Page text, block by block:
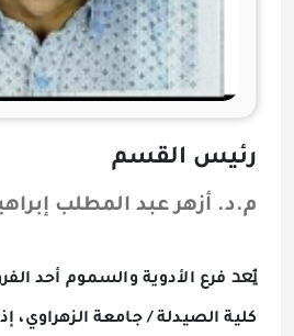
رئيس القسم
م.د. أزهر عبد المطلب
يُعد فرع الأدوية والسموم أحد
كلية الصيدلة / جامعة الزهراوي،